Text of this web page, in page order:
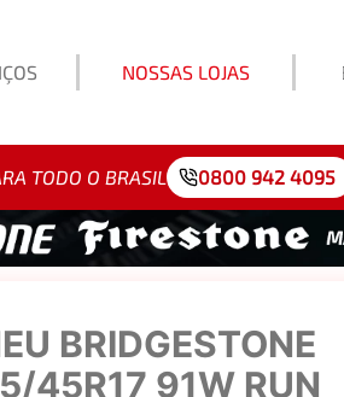
NOSSAS LOJAS
Exemplo:
TODO O BRASIL 0800 942 4095
BRIDGESTONE
45R17 91W RUN